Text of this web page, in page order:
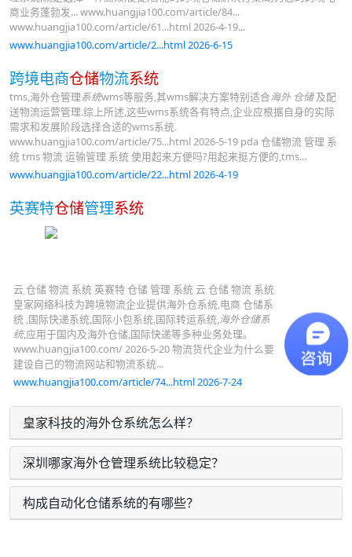
商业务蓬勃发... www.huangjia100.com/article/84...
www.huangjia100.com/article/61...html 2026-4-19...
www.huangjia100.com/article/2...html 2026-6-15
跨境电商仓储物流系统
tms,海外仓管理系统wms等服务,其wms解决方案特别适合海外 仓储及配
送物流运营管理.综上所述,这些wms系统各有特点,企业应根据自身的实际
需求和发展阶段选择合适的wms系统.
www.huangjia100.com/article/75...html 2026-5-19 pda 仓储物流 管理 系
统 tms 物流 运输管理 系统 使用起来方便吗?用起来挺方便的,tms...
www.huangjia100.com/article/22...html 2026-4-19
英赛特仓储管理系统
云 仓储 物流 系统 英赛特 仓储 管理 系统 云 仓储 物流 系统
皇家网络科技为跨境物流企业提供海外仓系统,电商 仓储系
统 ,国际快递系统,国际小包系统,国际转运系统,海外仓储系
统,应用于国内及海外仓储,国际快递等多种业务处理。
www.huangjia100.com/ 2026-5-20 物流货代企业为什么要
建设自己的物流网站和物流系统...
www.huangjia100.com/article/74...html 2026-7-24
皇家科技的海外仓系统怎么样？
深圳哪家海外仓管理系统比较稳定？
构成自动化仓储系统的有哪些？